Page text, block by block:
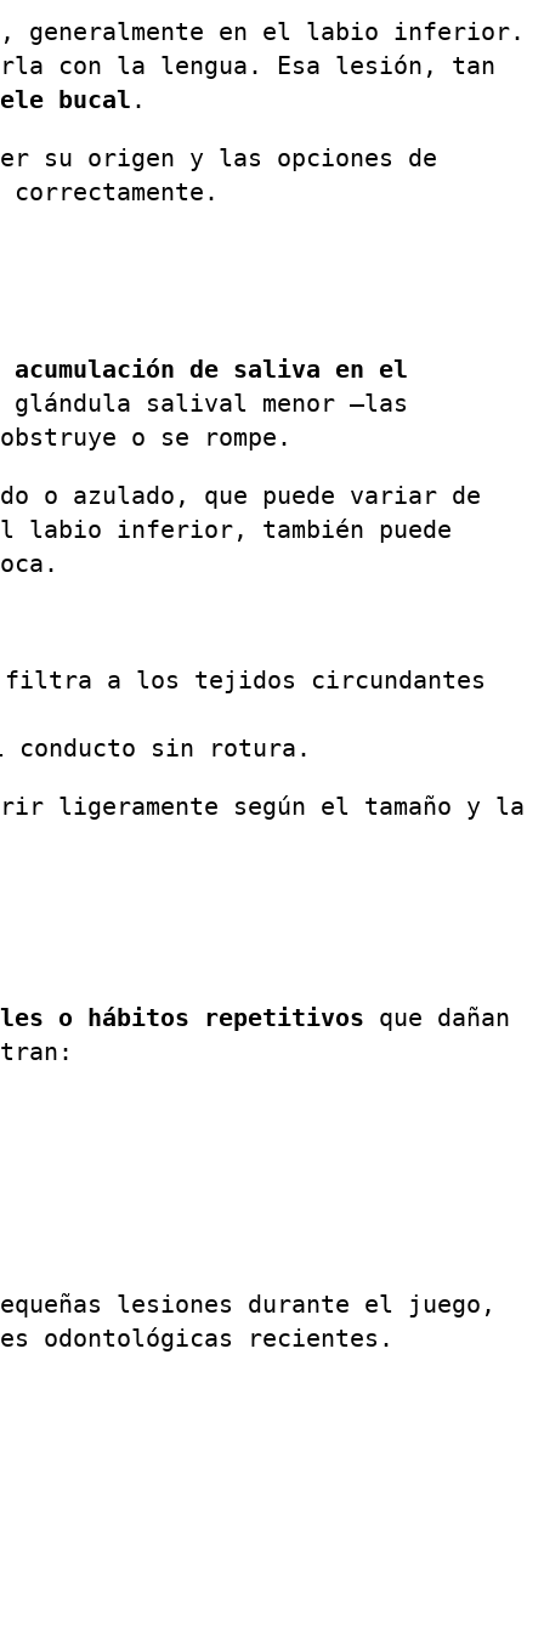
generalmente en el labio inferior.
con la lengua. Esa lesión, tan
bucal .
su origen y las opciones de
acumulación de saliva en el
glándula salival menor —las
o se rompe.
o azulado, que puede variar de
labio inferior, también puede
filtra a los tejidos circundantes
conducto sin rotura.
ligeramente según el tamaño y la
o hábitos repetitivos que dañan
lesiones durante el juego,
odontológicas recientes.